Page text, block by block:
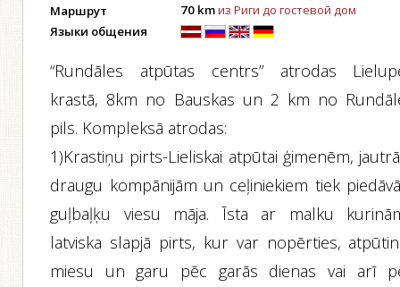
Маршрут 70 kmиз Риги до гостевой дом
Языки общения
“Rundāles atpūtas centrs” atrodas
krastā, 8km no Bauskas un 2 km no
pils. Kompleksā atrodas:
1)Krastiņu pirts-Lieliskai atpūtai ģimenēm,
draugu kompānijām un ceļiniekiem tiek
guļbaļķu viesu māja. Īsta ar malku
latviska slapjā pirts, kur var nopērties,
miesu un garu pēc garās dienas vai arī